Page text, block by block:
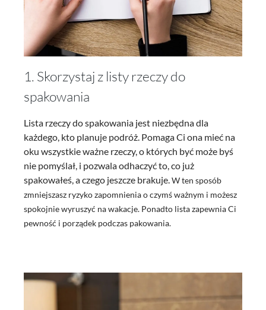
1. Skorzystaj z listy rzeczy do
spakowania
Lista rzeczy do spakowania jest niezbędna dla
każdego, kto planuje podróż. Pomaga Ci ona mieć na
oku wszystkie ważne rzeczy, o których być może byś
nie pomyślał, i pozwala odhaczyć to, co już
spakowałeś, a czego jeszcze brakuje.W ten sposób
zmniejszasz ryzyko zapomnienia o czymś ważnym i możesz
spokojnie wyruszyć na wakacje. Ponadto lista zapewnia Ci
pewność i porządek podczas pakowania.